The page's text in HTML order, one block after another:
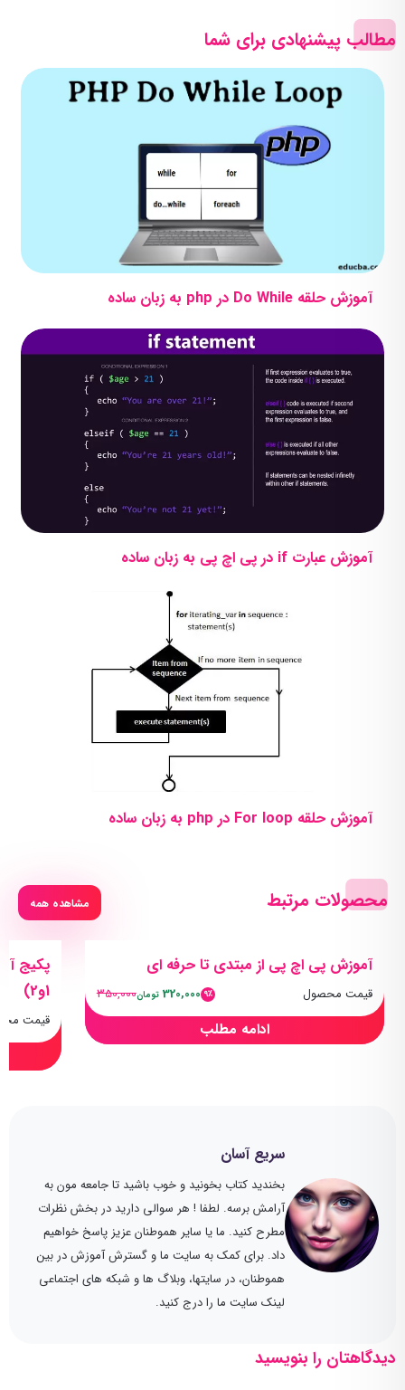
سریع آسان
بخندید کتاب بخونید و خوب باشید تا جامعه مون به
آرامش برسه. لطفا ! هر سوالی دارید در بخش نظرات
مطرح کنید. ما یا سایر هموطنان عزیز پاسخ خواهیم
داد. برای کمک به سایت ما و گسترش آموزش در بین
هموطنان، در سایتها، وبلاگ ها و شبکه های اجتماعی
لینک سایت ما را درج کنید.
مطالب پیشنهادی برای شما
آموزش حلقه Do While در php به زبان ساده
آموزش عبارت if در پی اچ پی به زبان ساده
آموزش حلقه For loop در php به زبان ساده
محصولات مرتبط مشاهده همه
آموزش پی اچ پی از مبتدی تا حرفه ای
قیمت محصول 9٪ 320,000 تومان350,000
ادامه مطلب
1و2)
قیمت
دیدگاهتان را بنویسید